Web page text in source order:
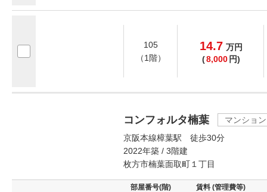
105
（1階）
14.7 万円
(8,000 円)
コンフォルタ楠葉
マンション
京阪本線樟葉駅 徒歩30分
2022年築 / 3階建
枚方市楠葉面取町１丁目
部屋番号(階) 賃料 (管理費等)